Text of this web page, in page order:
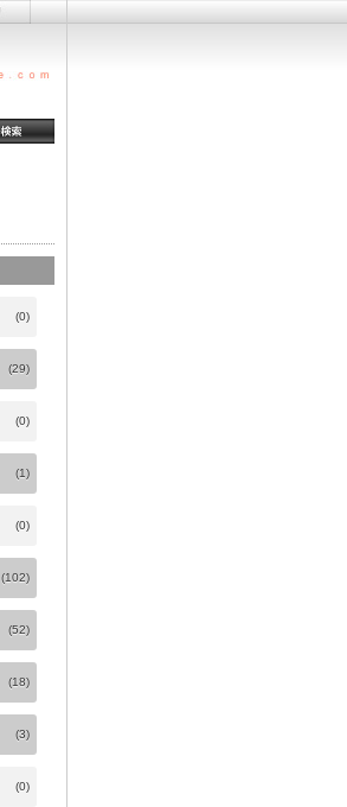
(0)
(29)
(0)
(1)
(0)
(102)
(52)
(18)
(3)
(0)